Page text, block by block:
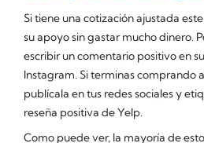
Si tiene una cotización ajustada
su apoyo sin gastar mucho dinero.
escribir un comentario positivo en
Instagram. Si terminas comprando
publícala en tus redes sociales y
reseña positiva de Yelp.
Como puede ver, la mayoría de